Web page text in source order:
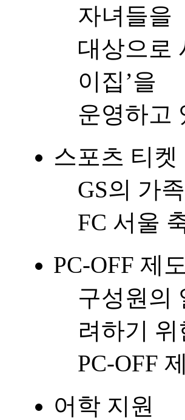
자녀들을
대상으로
이집’을
운영하고
스포츠 티켓
GS의 가
FC 서울
PC-OFF 제도
구성원의
려하기 위
PC-OFF
어학 지원